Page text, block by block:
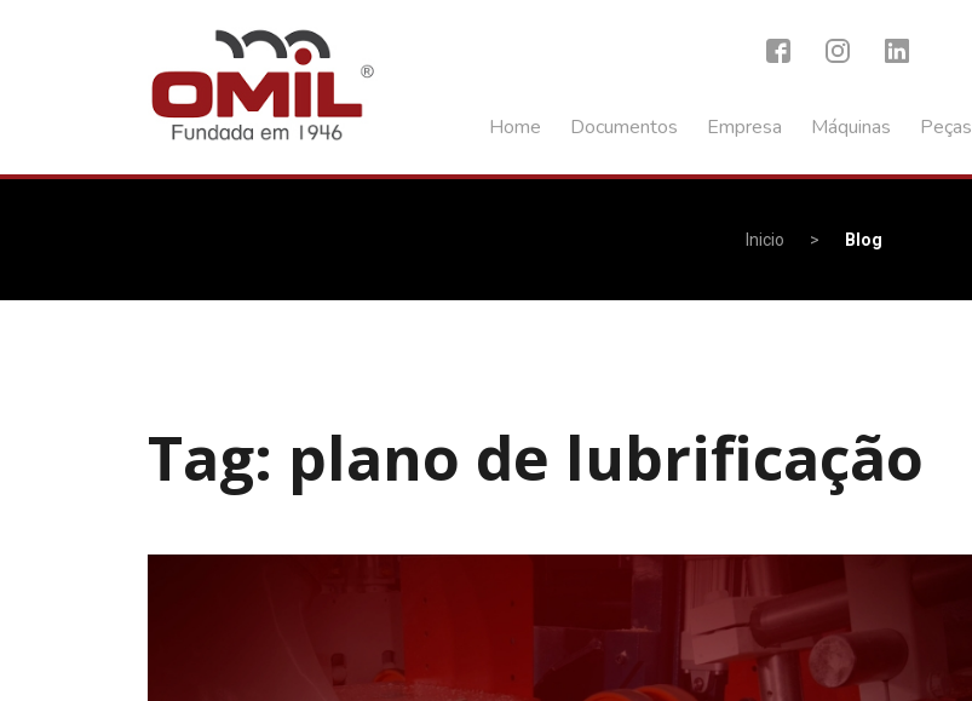
Home Documentos Empresa Máquinas Peças
Inicio > Blog
Tag: plano de lubrificação